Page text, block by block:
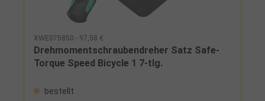
XWE075850 - 97,58 €
Drehmomentschraubendreher Satz Safe-
Torque Speed Bicycle 1 7-tlg.
bestellt